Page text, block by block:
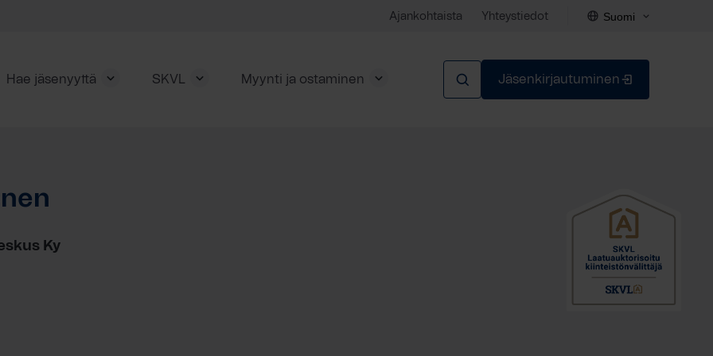
Ajankohtaista Yhteystiedot Suomi
Hae jäsenyyttä SKVL Myynti ja ostaminen Jäsenkirjautuminen
Ky